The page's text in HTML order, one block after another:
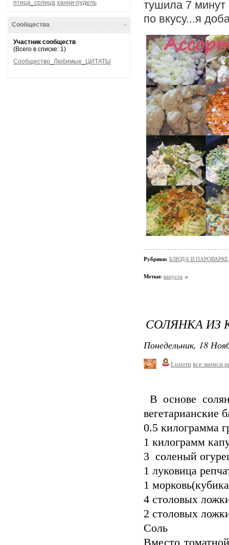
птица_солнца ханни-пудель
-
Сообщества
Участник сообществ
(Всего в списке: 1)
Сообщество_Любимые_ЦИТАТЫ
тушила 7
по вкусу...я
Рубрики: БЛЮДА В
Метки: капуста
СОЛЯНКА ИЗ
Понедельник, 18
Lusiem все записи
В основе
вегетарианские
0.5 килограмма
1 килограмм
3 соленый
1 луковица
1
4 столовых
2 столовых
Соль
Вместо